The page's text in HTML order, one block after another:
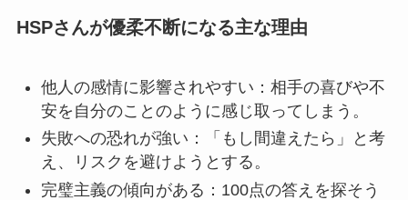
HSPさんが優柔不断になる主な理由
他人の感情に影響されやすい：相手の喜びや不
安を自分のことのように感じ取ってしまう。
失敗への恐れが強い：「もし間違えたら」と考
え、リスクを避けようとする。
完璧主義の傾向がある：100点の答えを探そう